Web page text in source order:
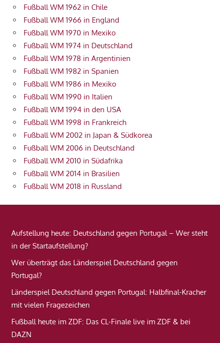
Fußball WM 1962 in Chile
Fußball WM 1966 in England
Fußball WM 1970 in Mexiko
Fußball WM 1974 in Deutschland
Fußball WM 1978 in Argentinien
Fußball WM 1982 in Spanien
Fußball WM 1986 in Mexiko
Fußball WM 1990 in Italien
Fußball WM 1994 in den USA
Fußball WM 1998 in Frankreich
Fußball WM 2002 in Japan & Südkorea
Fußball WM 2006 in Deutschland
Fußball WM 2010 in Südafrika
Fußball WM 2014 in Brasilien
Fußball WM 2018 in Russland
Aufstellung heute: Deutschland gegen Portugal – Wer steht
in der Startaufstellung?
Wer überträgt das Länderspiel Deutschland gegen
Portugal?
Länderspiel Deutschland gegen Portugal: Halbfinal-Kracher
mit vielen Fragezeichen
Fußball heute im ZDF: Das CL-Finale live im ZDF & bei
DAZN